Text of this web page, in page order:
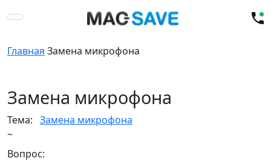
Главная Замена микрофона
Замена микрофона
Тема: Замена микрофона
~
Вопрос: